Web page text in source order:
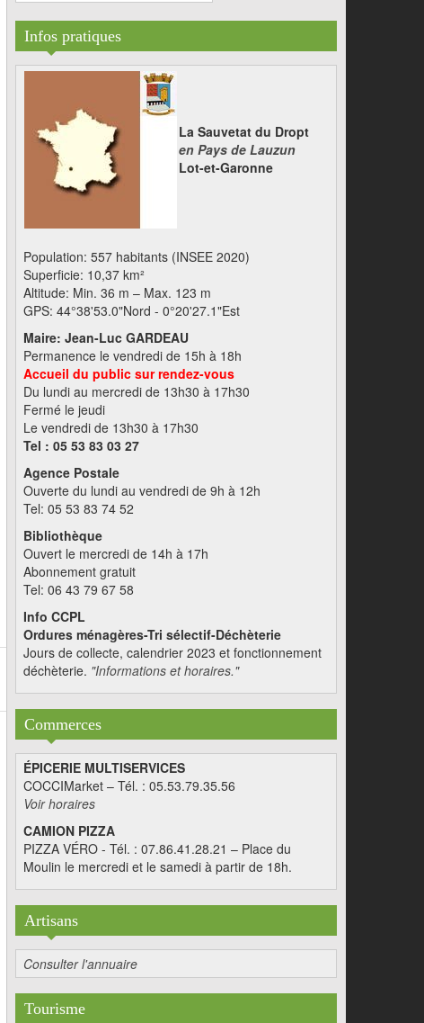
Infos pratiques
La Sauvetat du Dropt
en Pays de Lauzun
Lot-et-Garonne
Population: 557 habitants (INSEE 2020)
Superficie: 10,37 km²
Altitude: Min. 36 m – Max. 123 m
GPS: 44°38'53.0"Nord - 0°20'27.1"Est
Maire: Jean-Luc GARDEAU
Permanence le vendredi de 15h à 18h
Accueil du public sur rendez-vous
Du lundi au mercredi de 13h30 à 17h30
Fermé le jeudi
Le vendredi de 13h30 à 17h30
Tel : 05 53 83 03 27
Agence Postale
Ouverte du lundi au vendredi de 9h à 12h
Tel: 05 53 83 74 52
Bibliothèque
Ouvert le mercredi de 14h à 17h
Abonnement gratuit
Tel: 06 43 79 67 58
Info CCPL
Ordures ménagères-Tri sélectif-Déchèterie
Jours de collecte, calendrier 2023 et fonctionnement
déchèterie. "Informations et horaires."
Commerces
ÉPICERIE MULTISERVICES
COCCIMarket – Tél. : 05.53.79.35.56
Voir horaires
CAMION PIZZA
PIZZA VÉRO - Tél. : 07.86.41.28.21 – Place du
Moulin le mercredi et le samedi à partir de 18h.
Artisans
Consulter l'annuaire
Tourisme